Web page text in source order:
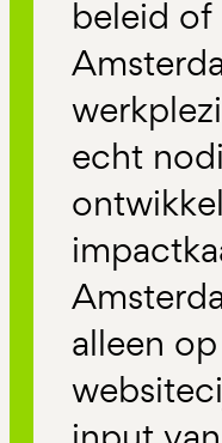
beleid
echt
alleen